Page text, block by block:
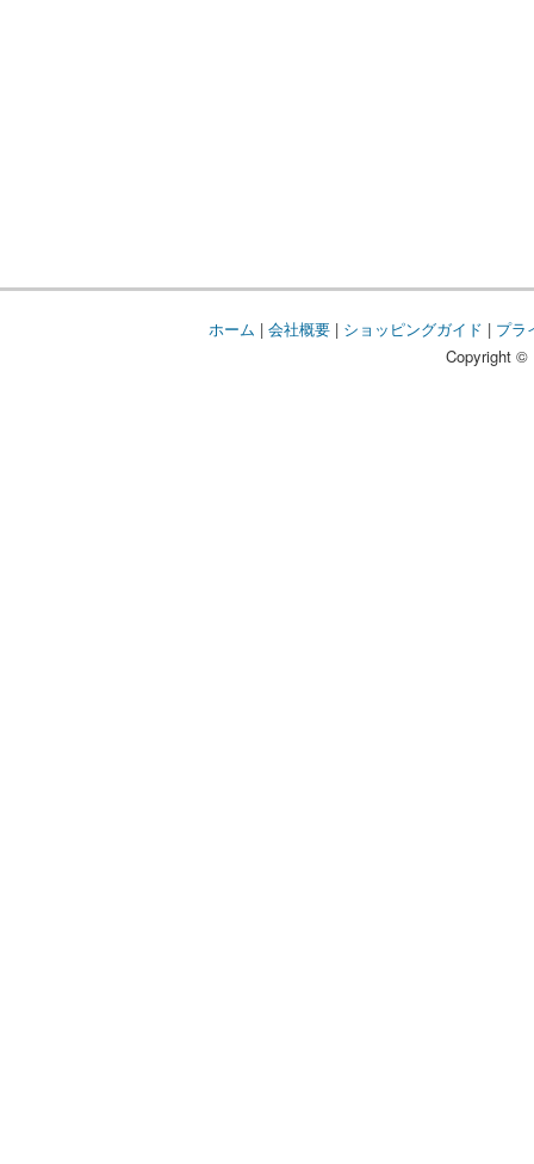
ホーム | 会社概要| ショッピングガイド | プラ
Copyright ©